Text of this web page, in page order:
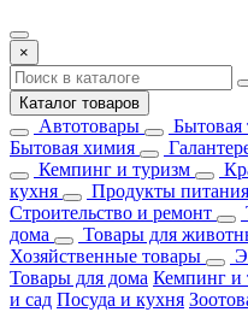
×
Каталог товаров
Автотовары
Бытовая
Бытовая химия
Кемпинг и туризм
кухня
Продукты питания
Строительство и ремонт
дома
Товары для
Хозяйственные товары
Товары для дома Кемпинг и
и сад Посуда и кухня